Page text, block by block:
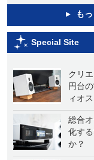
も
Special Site
クリ
円台
ィオ
総合
化す
か？